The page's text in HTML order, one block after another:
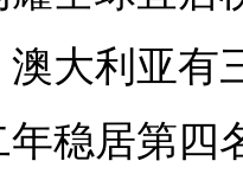
大利亚有
稳居第四